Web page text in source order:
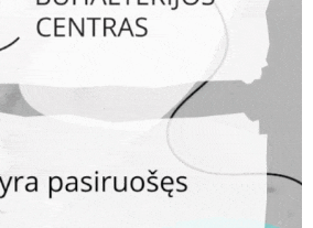
paukščių balsai: „Ulba čiulba
projektu
ir Žeimių tvenkinių vandens